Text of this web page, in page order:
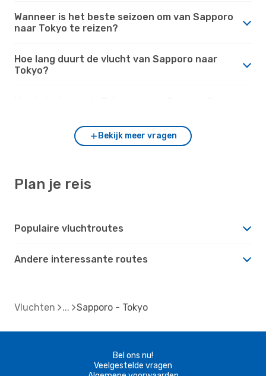
Wanneer is het beste seizoen om van Sapporo
naar Tokyo te reizen?
Hoe lang duurt de vlucht van Sapporo naar
Tokyo?
Bekijk meer vragen
Plan je reis
Populaire vluchtroutes
Andere interessante routes
Vluchten Sapporo - Tokyo
Bel ons nu!
Veelgestelde vragen